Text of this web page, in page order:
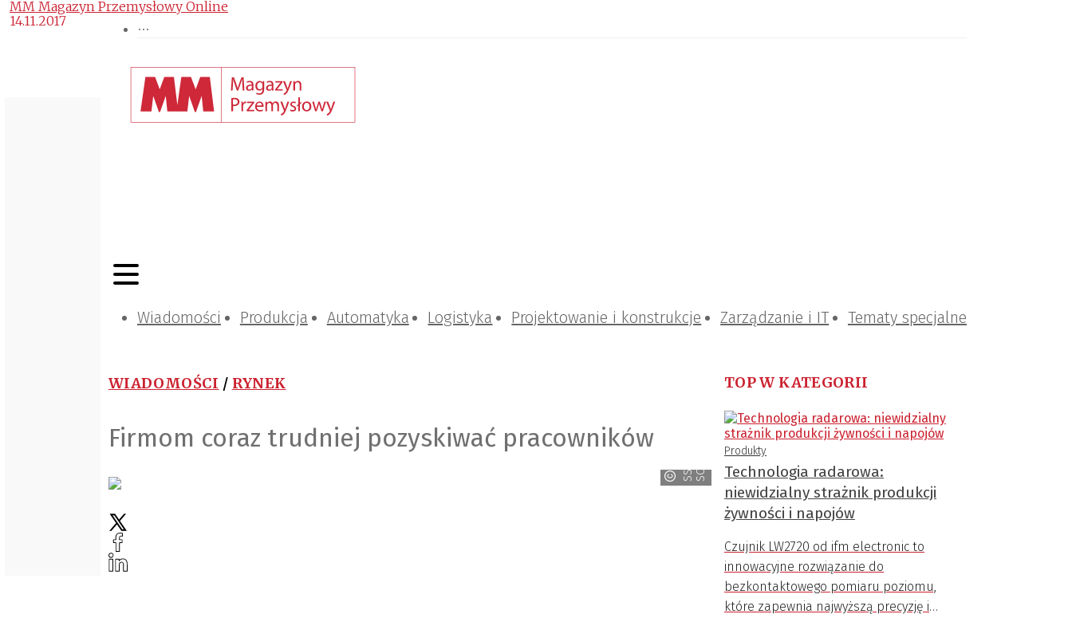
Wiadomości Produkcja Automatyka Logistyka Projektowanie i konstrukcje Zarządzanie i IT Tematy specjalne
WIADOMOŚCI / RYNEK
Firmom coraz trudniej pozyskiwać pracowników
S
S
I
S
C
H
A
E
F
ER
MM Magazyn Przemysłowy Online
14.11.2017
TOP W KATEGORII
Produkty
Technologia radarowa:
niewidzialny strażnik produkcji
żywności i napojów
Czujnik LW2720 od ifm electronic to
innowacyjne rozwiązanie do
bezkontaktowego pomiaru poziomu,
które zapewnia najwyższą precyzję i